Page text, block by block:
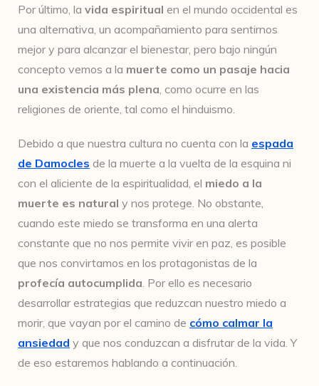
Por último, la vida espiritual en el mundo occidental es
una alternativa, un acompañamiento para sentirnos
mejor y para alcanzar el bienestar, pero bajo ningún
concepto vemos a la muerte como un pasaje hacia
una existencia más plena, como ocurre en las
religiones de oriente, tal como el hinduismo.
Debido a que nuestra cultura no cuenta con la espada
de Damocles de la muerte a la vuelta de la esquina ni
con el aliciente de la espiritualidad, el miedo a la
muerte es natural y nos protege. No obstante,
cuando este miedo se transforma en una alerta
constante que no nos permite vivir en paz, es posible
que nos convirtamos en los protagonistas de la
profecía autocumplida. Por ello es necesario
desarrollar estrategias que reduzcan nuestro miedo a
morir, que vayan por el camino de cómo calmar la
ansiedad y que nos conduzcan a disfrutar de la vida. Y
de eso estaremos hablando a continuación.